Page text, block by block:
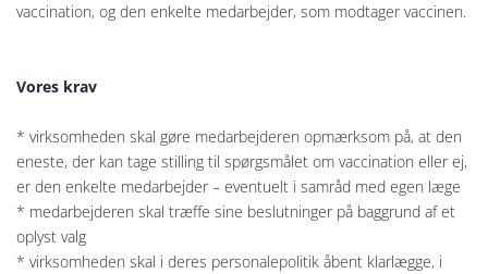
vaccination, og den enkelte medarbejder, som modtager vaccinen.
Vores krav
* virksomheden skal gøre medarbejderen opmærksom på, at den
eneste, der kan tage stilling til spørgsmålet om vaccination eller ej,
er den enkelte medarbejder – eventuelt i samråd med egen læge
* medarbejderen skal træffe sine beslutninger på baggrund af et
oplyst valg
* virksomheden skal i deres personalepolitik åbent klarlægge, i